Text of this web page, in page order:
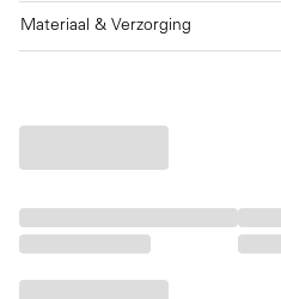
Materiaal & Verzorging